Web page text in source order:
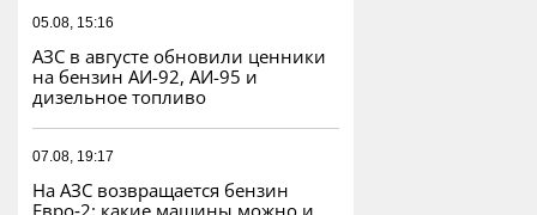
05.08, 15:16
АЗС в августе обновили ценники
на бензин АИ-92, АИ-95 и
дизельное топливо
07.08, 19:17
На АЗС возвращается бензин